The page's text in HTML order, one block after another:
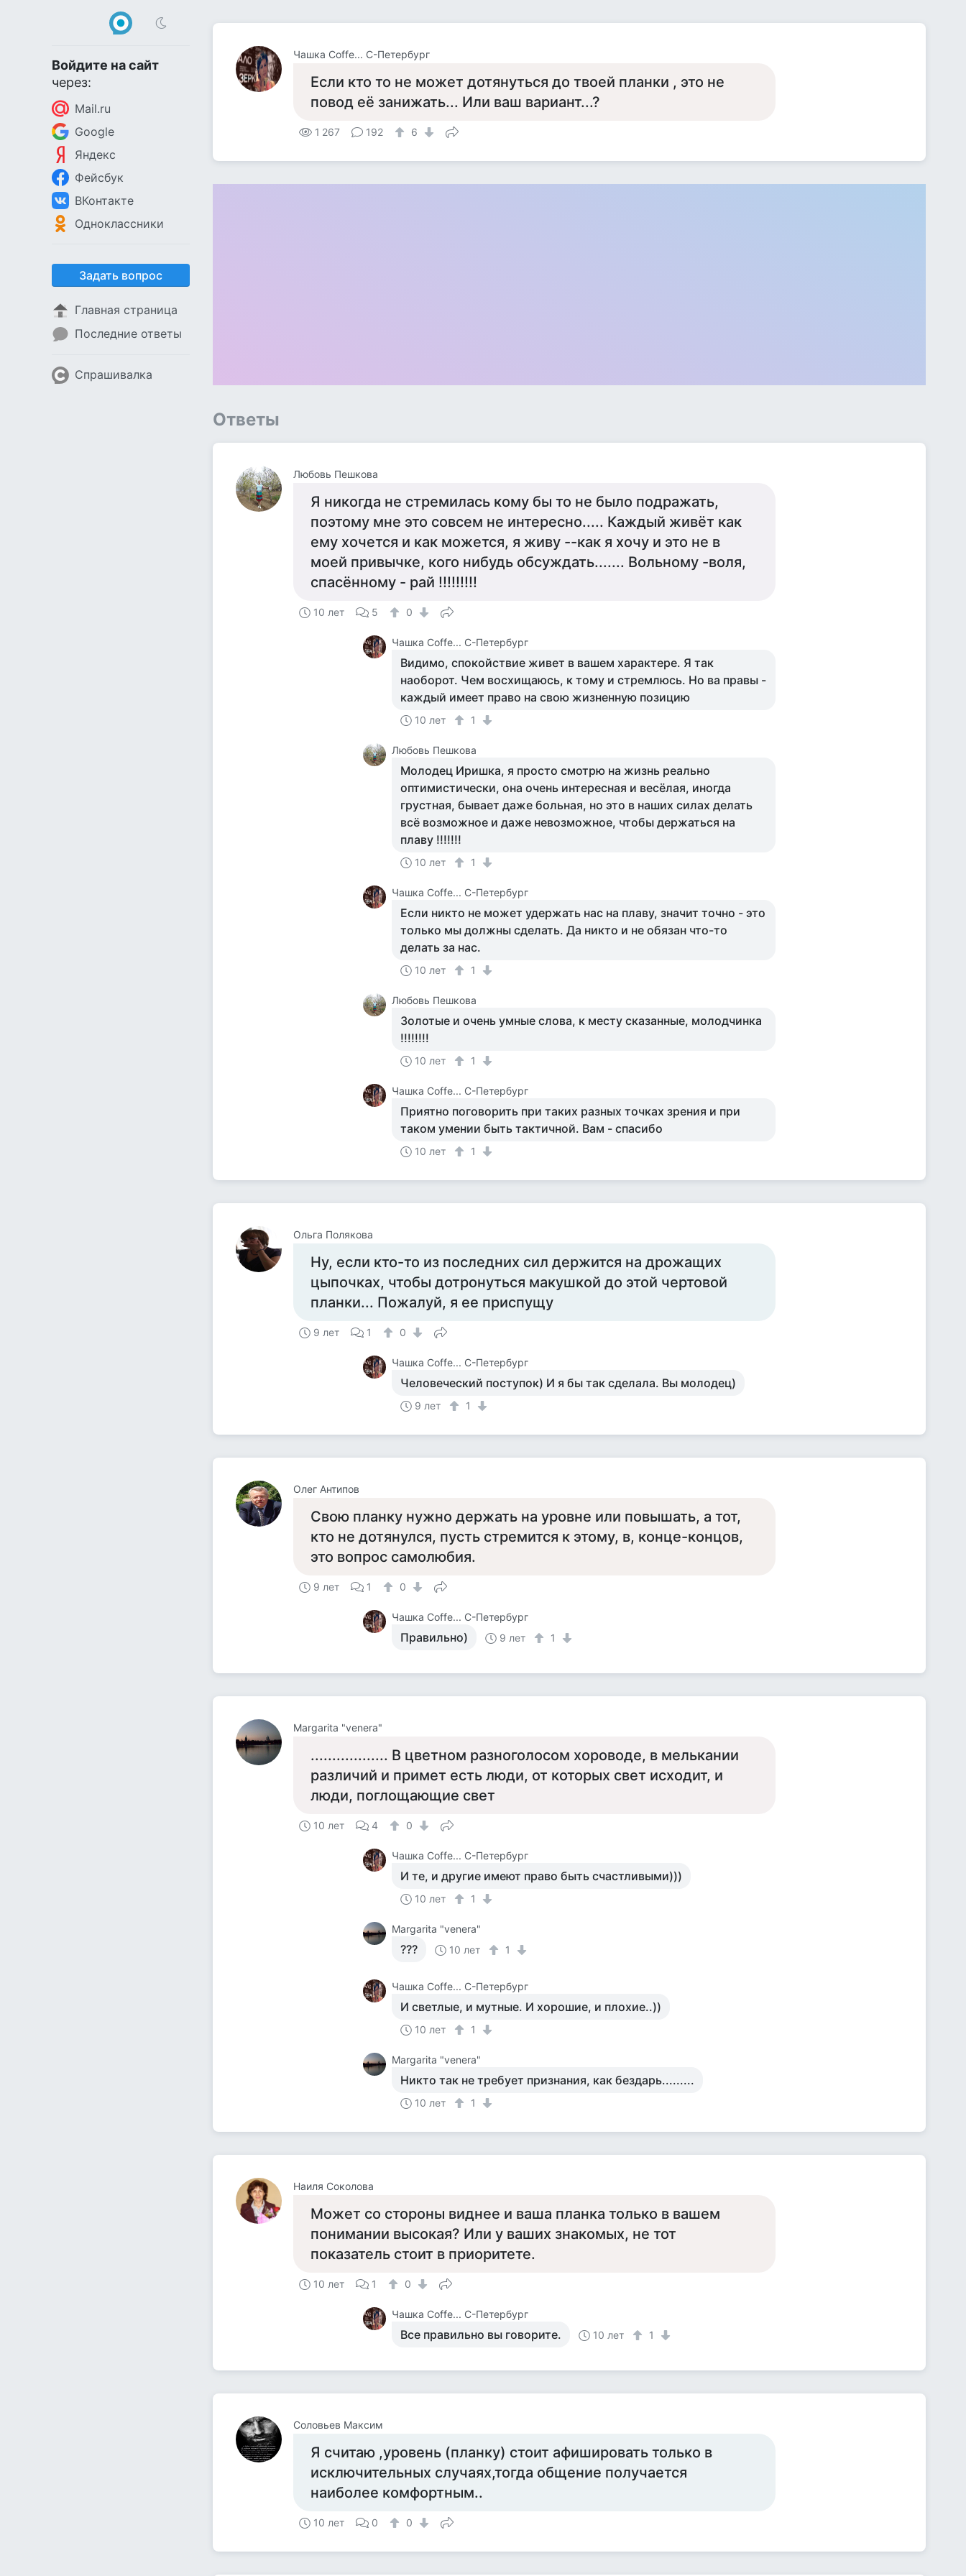
Войдите на сайт
через:
Mail.ru
Google
Яндекс
Фейсбук
ВКонтакте
Одноклассники
Задать вопрос
Главная страница
Последние ответы
Спрашивалка
Чашка Cоffe... С-Петербург
Если кто то не может дотянуться до твоей планки , это не
повод её занижать... Или ваш вариант...?
1 267 192 6
Ответы
Любовь Пешкова
Я никогда не стремилась кому бы то не было подражать,
поэтому мне это совсем не интересно..... Каждый живёт как
ему хочется и как можется, я живу --как я хочу и это не в
моей привычке, кого нибудь обсуждать....... Вольному -воля,
спасённому - рай !!!!!!!!!
10 лет 5 0
Чашка Cоffe... С-Петербург
Видимо, спокойствие живет в вашем характере. Я так
наоборот. Чем восхищаюсь, к тому и стремлюсь. Но ва правы -
каждый имеет право на свою жизненную позицию
10 лет 1
Любовь Пешкова
Молодец Иришка, я просто смотрю на жизнь реально
оптимистически, она очень интересная и весёлая, иногда
грустная, бывает даже больная, но это в наших силах делать
всё возможное и даже невозможное, чтобы держаться на
плаву !!!!!!!
10 лет 1
Чашка Cоffe... С-Петербург
Если никто не может удержать нас на плаву, значит точно - это
только мы должны сделать. Да никто и не обязан что-то
делать за нас.
10 лет 1
Любовь Пешкова
Золотые и очень умные слова, к месту сказанные, молодчинка
!!!!!!!!
10 лет 1
Чашка Cоffe... С-Петербург
Приятно поговорить при таких разных точках зрения и при
таком умении быть тактичной. Вам - спасибо
10 лет 1
Ольга Полякова
Ну, если кто-то из последних сил держится на дрожащих
цыпочках, чтобы дотронуться макушкой до этой чертовой
планки... Пожалуй, я ее приспущу
9 лет 1 0
Чашка Cоffe... С-Петербург
Человеческий поступок) И я бы так сделала. Вы молодец)
9 лет 1
Олег Антипов
Свою планку нужно держать на уровне или повышать, а тот,
кто не дотянулся, пусть стремится к этому, в, конце-концов,
это вопрос самолюбия.
9 лет 1 0
Чашка Cоffe... С-Петербург
Правильно) 9 лет 1
Margarita "venera"
.................. В цветном разноголосом хороводе, в мелькании
различий и примет есть люди, от которых свет исходит, и
люди, поглощающие свет
10 лет 4 0
Чашка Cоffe... С-Петербург
И те, и другие имеют право быть счастливыми)))
10 лет 1
Margarita "venera"
??? 10 лет 1
Чашка Cоffe... С-Петербург
И светлые, и мутные. И хорошие, и плохие..))
10 лет 1
Margarita "venera"
Никто так не требует признания, как бездарь.........
10 лет 1
Наиля Соколова
Может со стороны виднее и ваша планка только в вашем
понимании высокая? Или у ваших знакомых, не тот
показатель стоит в приоритете.
10 лет 1 0
Чашка Cоffe... С-Петербург
Все правильно вы говорите. 10 лет 1
Соловьев Максим
Я считаю ,уровень (планку) стоит афишировать только в
исключительных случаях,тогда общение получается
наиболее комфортным..
10 лет 0 0